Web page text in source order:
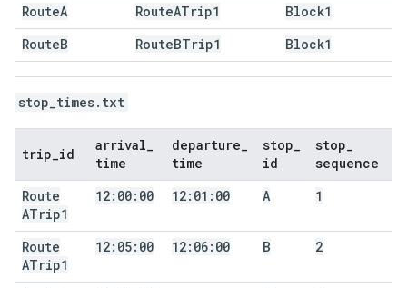
RouteA RouteATrip1
Block1
RouteB RouteBTrip1 Block1
stop_times.txt
trip id
arrival
time
departure
time
stop
id
stop
sequence
Route
ATrip1
12:00:00 12:01:00 A 1
Route
ATrip1
12:05:00 12:06:00 B 2